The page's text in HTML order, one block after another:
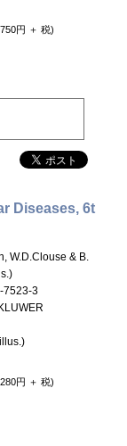
円 ＋ 税)
Diseases, 6t
W.D.Clouse & B.
7523-3
円 ＋ 税)